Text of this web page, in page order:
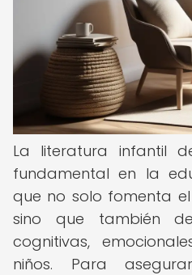
La literatura infantil
fundamental en la
que no solo fomenta
sino que también
cognitivas,
niños. Para